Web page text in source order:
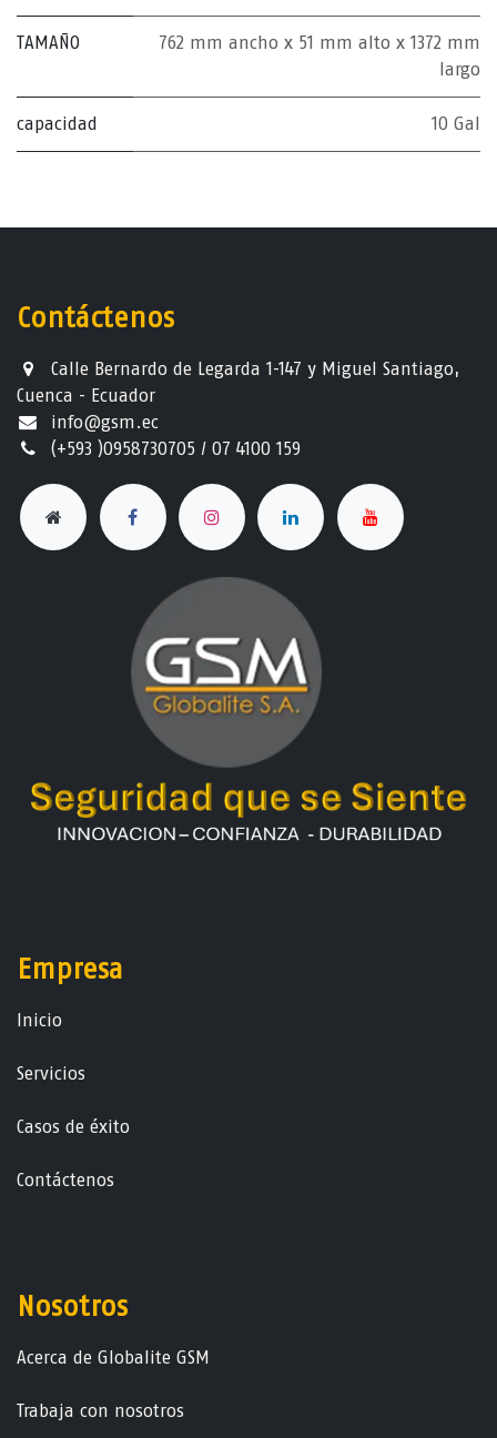
TAMAÑO
762 mm ancho x 51 mm alto x 1372 mm
largo
capacidad 10 Gal
Contáctenos
Calle Bernardo de Legarda 1-147 y Miguel Santiago,
Cuenca - Ecuador
info@gsm.ec​
(+593 )0958730705 / 07 4100 159
Empresa
Ini​ci​o
Servicios
Casos de éxito
Contáctenos
Nosotros
Acerca de Globalite GSM
Trabaja con nosotros